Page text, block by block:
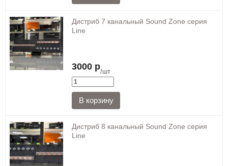
Дистриб 7 канальный Sound Zone серия
Line
3000 р/шт
Дистриб 8 канальный Sound Zone серия
Line